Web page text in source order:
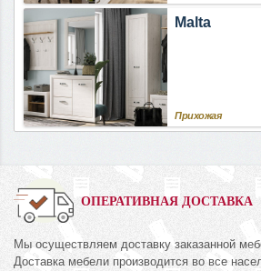
Malta
Прихожая
ОПЕРАТИВНАЯ ДОСТАВКА
Мы осуществляем доставку заказанной
Доставка мебели производится во все